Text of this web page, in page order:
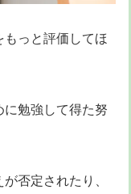
もっと評価してほ
勉強して得た努
否定されたり、